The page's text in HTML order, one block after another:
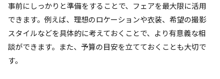
事前にしっかりと準備をすることで、フェアを最大限に活用
できます。例えば、理想のロケーションや衣装、希望の撮影
スタイルなどを具体的に考えておくことで、より有意義な相
談ができます。また、予算の目安を立てておくことも大切で
す。